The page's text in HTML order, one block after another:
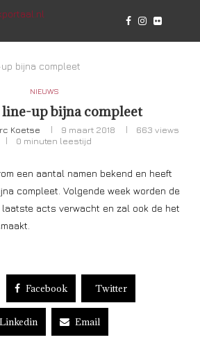
bijna compleet
NIEUWS
line-up bijna compleet
Koetse 9 maart 2018 663 views
0 minuten leestijd
een aantal namen bekend en heeft
compleet. Volgende week worden de
acts verwacht en zal ook de het
Facebook Twitter
Linkedin Email